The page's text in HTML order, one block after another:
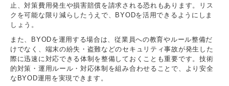
止、対策費用発生や損害賠償を請求される恐れもあります。リス
クを可能な限り減らしたうえで、BYODを活用できるようにしま
しょう。
また、BYODを運用する場合は、従業員への教育やルール整備だ
けでなく、端末の紛失・盗難などのセキュリティ事故が発生した
際に迅速に対応できる体制を整備しておくことも重要です。技術
的対策・運用ルール・対応体制を組み合わせることで、より安全
なBYOD運用を実現できます。